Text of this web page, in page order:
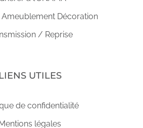
Ameublement Décoration
/ Reprise
LIENS UTILES
de confidentialité
Mentions légales